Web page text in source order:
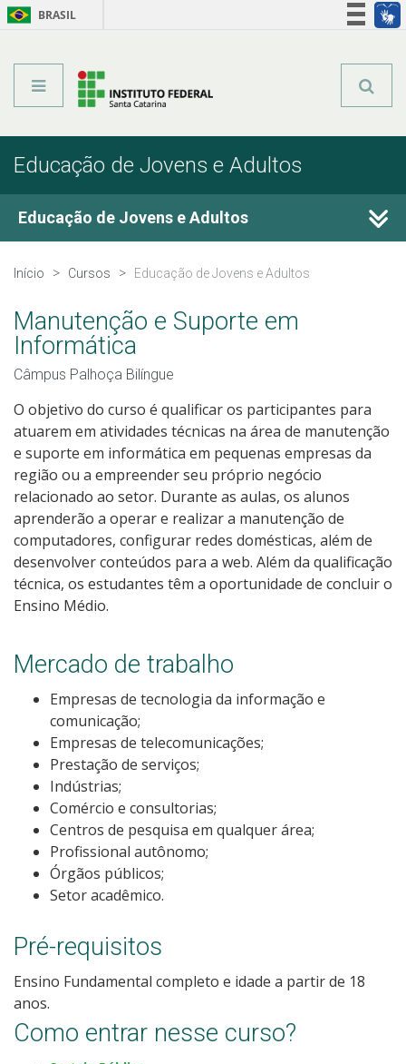
BRASIL
Educação de Jovens e Adultos
Educação de Jovens e Adultos
Cursos Técnicos
Graduação
Pós-graduação
Educação a Distância
Educação de Jovens e Adultos
Transferências e retornos
PartiuIF
Processo de Inscrição
Resultados
Como posso estudar no IFSC?
Calendário de inscrições
Cotas
Orientações para comprovação de cotas
Início Cursos Educação de Jovens e Adultos
Manutenção e Suporte em
Informática
Câmpus Palhoça Bilíngue
O objetivo do curso é qualificar os participantes para
atuarem em atividades técnicas na área de manutenção
e suporte em informática em pequenas empresas da
região ou a empreender seu próprio negócio
relacionado ao setor. Durante as aulas, os alunos
aprenderão a operar e realizar a manutenção de
computadores, configurar redes domésticas, além de
desenvolver conteúdos para a web. Além da qualificação
técnica, os estudantes têm a oportunidade de concluir o
Ensino Médio.
Mercado de trabalho
Empresas de tecnologia da informação e
comunicação;
Empresas de telecomunicações;
Prestação de serviços;
Indústrias;
Comércio e consultorias;
Centros de pesquisa em qualquer área;
Profissional autônomo;
Órgãos públicos;
Setor acadêmico.
Pré-requisitos
Ensino Fundamental completo e idade a partir de 18
anos.
Como entrar nesse curso?